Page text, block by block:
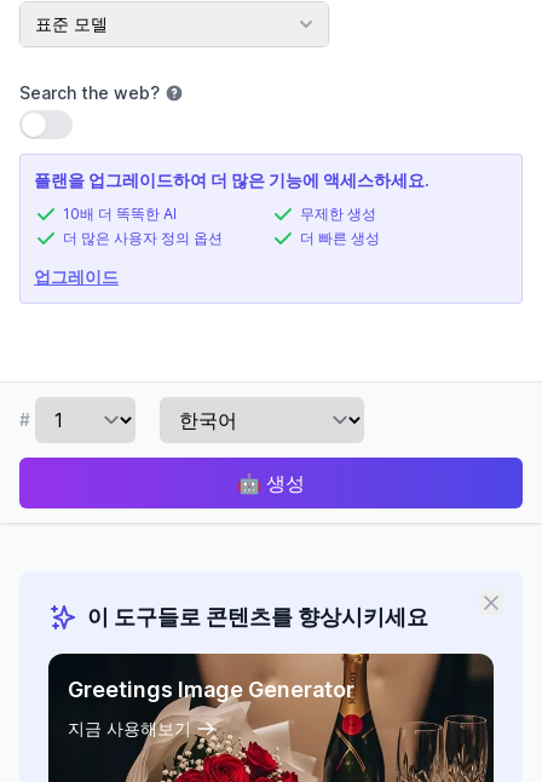
AI 모델
표준 모델
Search the web?
설정 사용
플랜을 업그레이드하여 더 많은 기능에 액세스하세요.
10배 더 똑똑한 AI
더 많은 사용자 정의 옵션
무제한 생성
더 빠른 생성
업그레이드
#
🤖 생성
이 도구들로 콘텐츠를 향상시키세요
Greetings Image Generator
지금 사용해보기